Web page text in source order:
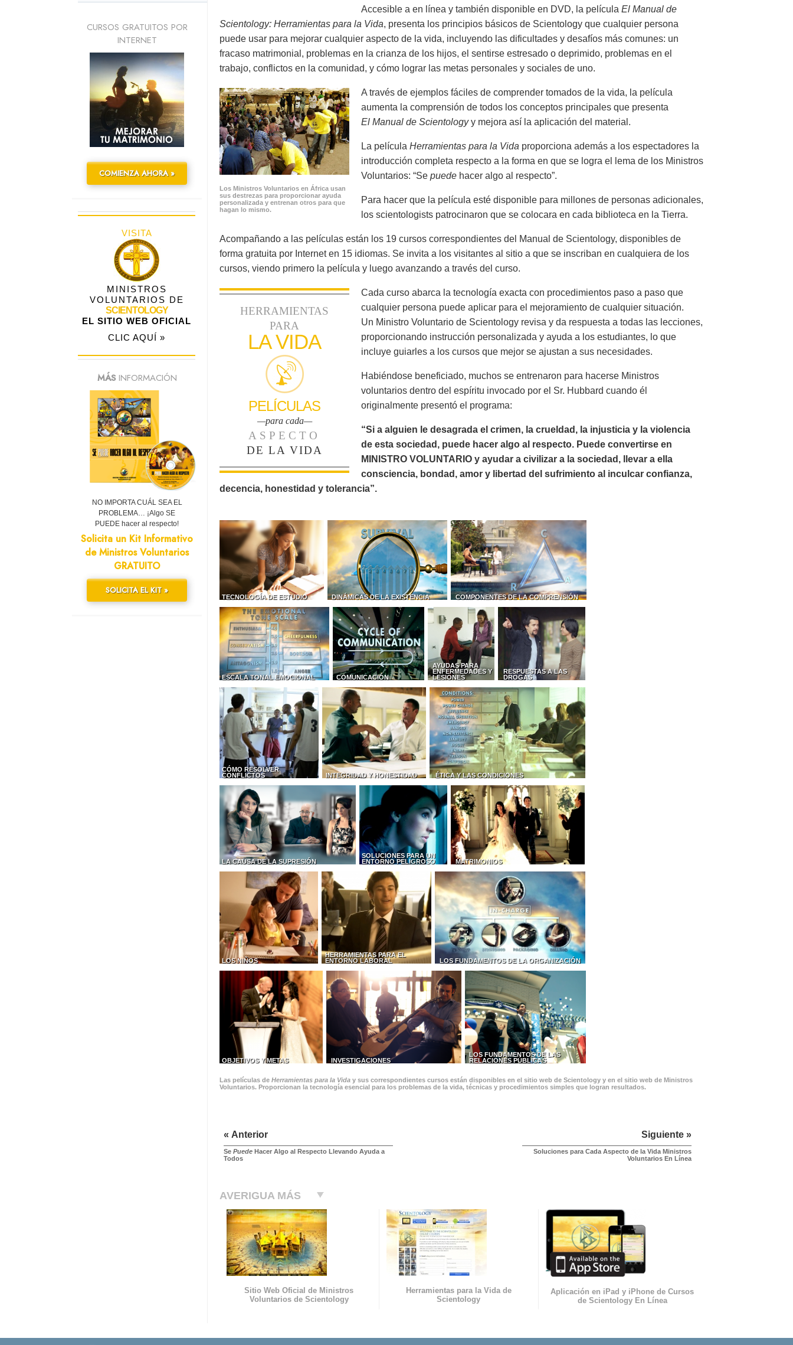
Accesible a en línea y también disponible en DVD, la película El Manual de
Scientology: Herramientas para la Vida, presenta los principios básicos de Scientology que cualquier persona
puede usar para mejorar cualquier aspecto de la vida, incluyendo las dificultades y desafíos más comunes: un
fracaso matrimonial, problemas en la crianza de los hijos, el sentirse estresado o deprimido, problemas en el
trabajo, conflictos en la comunidad, y cómo lograr las metas personales y sociales de uno.
Los Ministros Voluntarios en África usan
sus destrezas para proporcionar ayuda
personalizada y entrenan otros para que
hagan lo mismo.
A través de ejemplos fáciles de comprender tomados de la vida, la película
aumenta la comprensión de todos los conceptos principales que presenta
El Manual de Scientologyy mejora así la aplicación del material.
La película Herramientas para la Vida proporciona además a los espectadores la
introducción completa respecto a la forma en que se logra el lema de los Ministros
Voluntarios: “Se puede hacer algo al respecto”.
Para hacer que la película esté disponible para millones de personas adicionales,
los scientologists patrocinaron que se colocara en cada biblioteca en la Tierra.
Acompañando a las películas están los 19 cursos correspondientes del Manual de Scientology, disponibles de
forma gratuita por Internet en 15 idiomas. Se invita a los visitantes al sitio a que se inscriban en cualquiera de los
cursos, viendo primero la película y luego avanzando a través del curso.
HERRAMIENTAS
PARA
LA VIDA
PELÍCULAS
—para cada—
ASPECTO
DE LA VIDA
Cada curso abarca la tecnología exacta con procedimientos paso a paso que
cualquier persona puede aplicar para el mejoramiento de cualquier situación.
Un Ministro Voluntario de Scientology revisa y da respuesta a todas las lecciones,
proporcionando instrucción personalizada y ayuda a los estudiantes, lo que
incluye guiarles a los cursos que mejor se ajustan a sus necesidades.
Habiéndose beneficiado, muchos se entrenaron para hacerse Ministros
voluntarios dentro del espíritu invocado por el Sr. Hubbard cuando él
originalmente presentó el programa:
“Si a alguien le desagrada el crimen, la crueldad, la injusticia y la violencia
de esta sociedad, puede hacer algo al respecto. Puede convertirse en
MINISTRO VOLUNTARIO y ayudar a civilizar a la sociedad, llevar a ella
consciencia, bondad, amor y libertad del sufrimiento al inculcar confianza,
decencia, honestidad y tolerancia”.
TECNOLOGÍA DE ESTUDIO DINÁMICAS DE LA EXISTENCIA COMPONENTES DE LA COMPRENSIÓN
ESCALA TONAL EMOCIONAL COMUNICACIÓN
AYUDAS PARA
ENFERMEDADES Y
LESIONES
RESPUESTAS A LAS
DROGAS
CÓMO RESOLVER
CONFLICTOS
INTEGRIDAD Y HONESTIDAD ÉTICA Y LAS CONDICIONES
LA CAUSA DE LA SUPRESIÓN
SOLUCIONES PARA UN
ENTORNO PELIGROSO
MATRIMONIOS
LOS NIÑOS
HERRAMIENTAS PARA EL
ENTORNO LABORAL
LOS FUNDAMENTOS DE LA ORGANIZACIÓN
OBJETIVOS Y METAS INVESTIGACIONES
LOS FUNDAMENTOS DE LAS
RELACIONES PÚBLICAS
Las películas de Herramientas para la Vida y sus correspondientes cursos están disponibles en el sitio web de Scientology y en el sitio web de Ministros
Voluntarios. Proporcionan la tecnología esencial para los problemas de la vida, técnicas y procedimientos simples que logran resultados.
« Anterior
Se Puede Hacer Algo al Respecto Llevando Ayuda a
Todos
Siguiente »
Soluciones para Cada Aspecto de la Vida Ministros
Voluntarios En Línea
AVERIGUA MÁS
Sitio Web Oficial de Ministros
Voluntarios de Scientology
Herramientas para la Vida de
Scientology
Aplicación en iPad y iPhone de Cursos
de Scientology En Línea
CURSOS GRATUITOS POR
INTERNET
COMIENZA AHORA »
VISITA
MINISTROS
VOLUNTARIOS DE
SCIENTOLOGY
EL SITIO WEB OFICIAL
CLIC AQUÍ »
MÁSINFORMACIÓN
NO IMPORTA CUÁL SEA EL
PROBLEMA… ¡Algo SE
PUEDE hacer al respecto!
Solicita un Kit Informativo
de Ministros Voluntarios
GRATUITO
SOLICITA EL KIT »